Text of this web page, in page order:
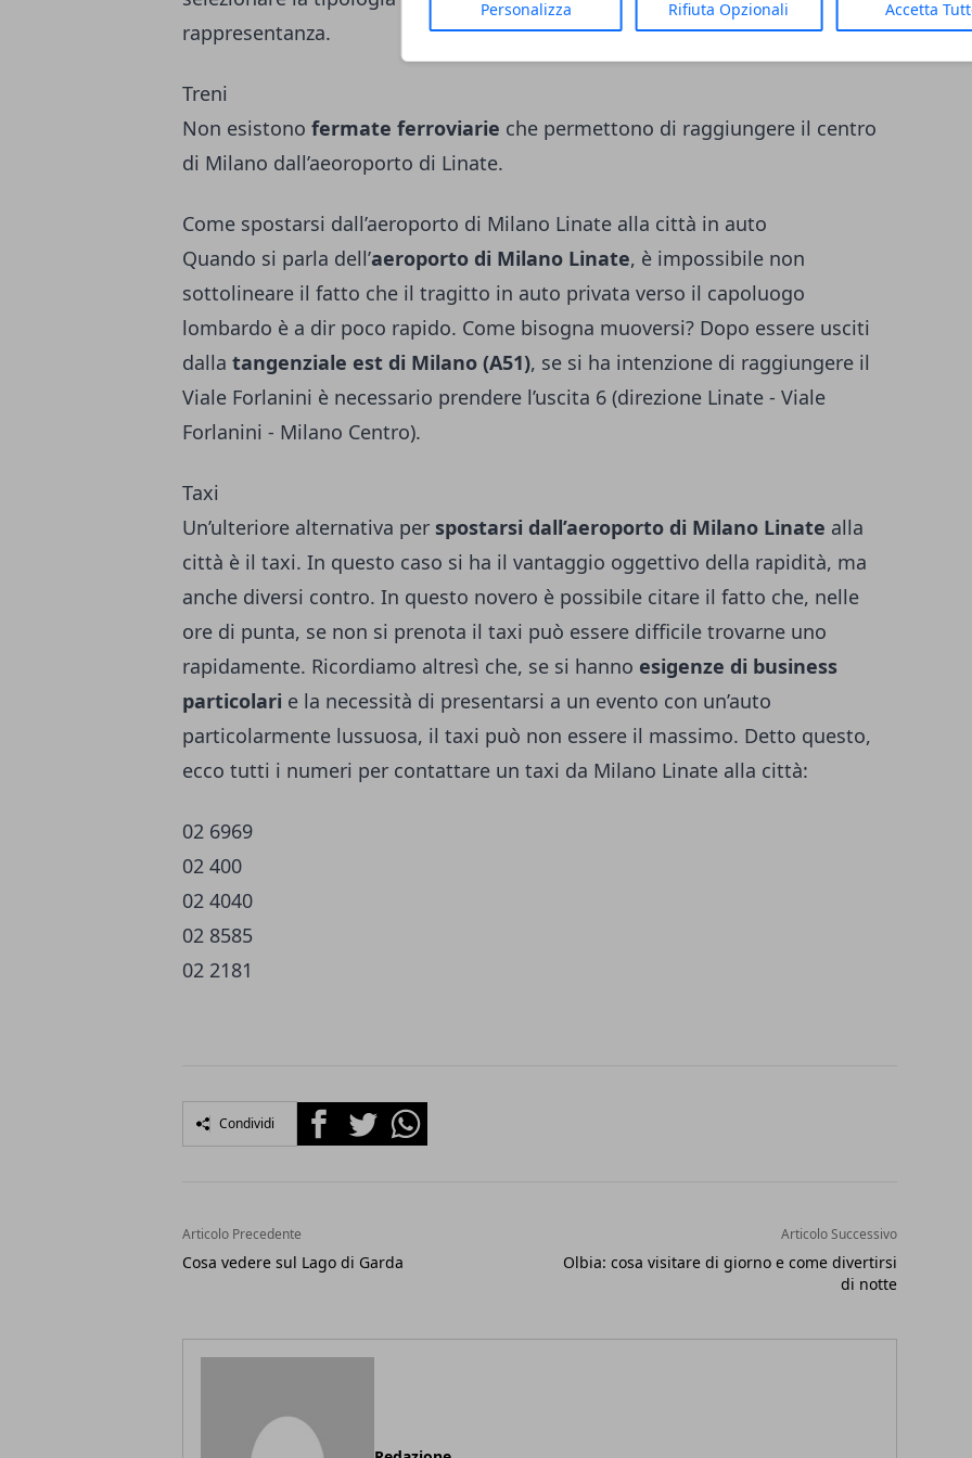
Personalizza Rifiuta Opzionali Accetta
rappresentanza.
Treni
Non esistono fermate ferroviarie che permettono di raggiungere il centro
di Milano dall’aeoroporto di Linate.
Come spostarsi dall’aeroporto di Milano Linate alla città in auto
Quando si parla dell’aeroporto di Milano Linate, è impossibile non
sottolineare il fatto che il tragitto in auto privata verso il capoluogo
lombardo è a dir poco rapido. Come bisogna muoversi? Dopo essere usciti
dalla tangenziale est di Milano (A51), se si ha intenzione di raggiungere il
Viale Forlanini è necessario prendere l’uscita 6 (direzione Linate - Viale
Forlanini - Milano Centro).
Taxi
Un’ulteriore alternativa per spostarsi dall’aeroporto di Milano Linate alla
città è il taxi. In questo caso si ha il vantaggio oggettivo della rapidità, ma
anche diversi contro. In questo novero è possibile citare il fatto che, nelle
ore di punta, se non si prenota il taxi può essere difficile trovarne uno
rapidamente. Ricordiamo altresì che, se si hanno esigenze di business
particolari e la necessità di presentarsi a un evento con un’auto
particolarmente lussuosa, il taxi può non essere il massimo. Detto questo,
ecco tutti i numeri per contattare un taxi da Milano Linate alla città:
02 6969
02 400
02 4040
02 8585
02 2181
Condividi FacebookTwitterWhatsapp
Articolo Precedente
Cosa vedere sul Lago di Garda
Articolo Successivo
Olbia: cosa visitare di giorno e come divertirsi
di notte